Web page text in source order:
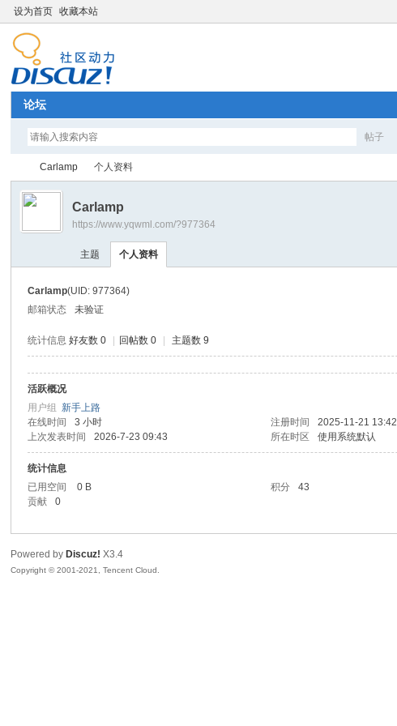
设为首页 收藏本站
论坛
帖子
uz!
›
Carlamp 个人资料
Carlamp
https://www.yqwml.com/?977364
主题 个人资料
Carlamp(UID: 977364)
邮箱状态
未验证
统计信息 好友数 0 回帖数 0 主题数 9
活跃概况
用户组新手上路
在线时间
3 小时 注册时间 2025-11-21 13:42
上次发表时间
2026-7-23 09:43 所在时区 使用系统默认
统计信息
已用空间
0 B 积分 43
贡献
0
Powered by Discuz! X3.4
Copyright © 2001-2021, Tencent Cloud.